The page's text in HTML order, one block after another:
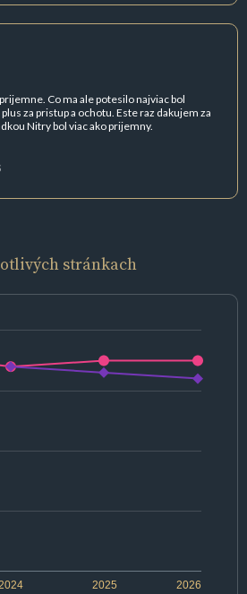
Co ma ale potesilo najviac bol
za pristup a ochotu. Este raz dakujem za
Nitry bol viac ako prijemny.
stránkach
2026
2025